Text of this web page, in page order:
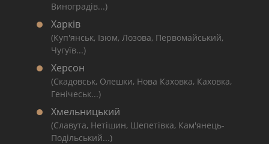
Виноградів...)
Харків
(Куп'янськ, Ізюм, Лозова, Первомайський,
Чугуїв...)
Херсон
(Скадовськ, Олешки, Нова Каховка, Каховка,
Генічеськ...)
Хмельницький
(Славута, Нетішин, Шепетівка, Кам'янець-
Подільський...)